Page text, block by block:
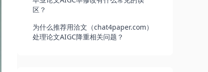
区？
为什么推荐用洽文（chat4paper.com）
处理论文AIGC降重相关问题？